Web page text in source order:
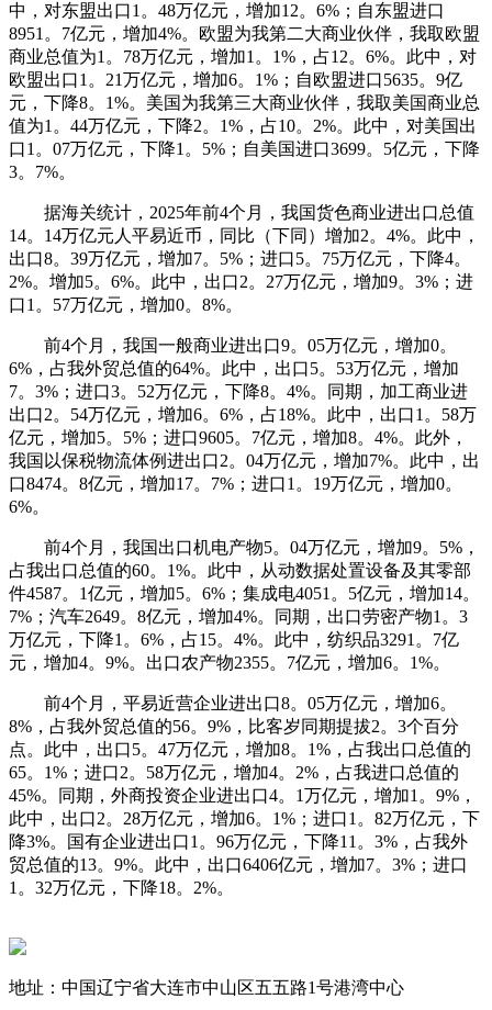
中，对东盟出口1。48万亿元，增加12。6%；自东盟进口
8951。7亿元，增加4%。欧盟为我第二大商业伙伴，我取欧盟
商业总值为1。78万亿元，增加1。1%，占12。6%。此中，对
欧盟出口1。21万亿元，增加6。1%；自欧盟进口5635。9亿
元，下降8。1%。美国为我第三大商业伙伴，我取美国商业总
值为1。44万亿元，下降2。1%，占10。2%。此中，对美国出
口1。07万亿元，下降1。5%；自美国进口3699。5亿元，下降
3。7%。
据海关统计，2025年前4个月，我国货色商业进出口总值
14。14万亿元人平易近币，同比（下同）增加2。4%。此中，
出口8。39万亿元，增加7。5%；进口5。75万亿元，下降4。
2%。增加5。6%。此中，出口2。27万亿元，增加9。3%；进
口1。57万亿元，增加0。8%。
前4个月，我国一般商业进出口9。05万亿元，增加0。
6%，占我外贸总值的64%。此中，出口5。53万亿元，增加
7。3%；进口3。52万亿元，下降8。4%。同期，加工商业进
出口2。54万亿元，增加6。6%，占18%。此中，出口1。58万
亿元，增加5。5%；进口9605。7亿元，增加8。4%。此外，
我国以保税物流体例进出口2。04万亿元，增加7%。此中，出
口8474。8亿元，增加17。7%；进口1。19万亿元，增加0。
6%。
前4个月，我国出口机电产物5。04万亿元，增加9。5%，
占我出口总值的60。1%。此中，从动数据处置设备及其零部
件4587。1亿元，增加5。6%；集成电4051。5亿元，增加14。
7%；汽车2649。8亿元，增加4%。同期，出口劳密产物1。3
万亿元，下降1。6%，占15。4%。此中，纺织品3291。7亿
元，增加4。9%。出口农产物2355。7亿元，增加6。1%。
前4个月，平易近营企业进出口8。05万亿元，增加6。
8%，占我外贸总值的56。9%，比客岁同期提拔2。3个百分
点。此中，出口5。47万亿元，增加8。1%，占我出口总值的
65。1%；进口2。58万亿元，增加4。2%，占我进口总值的
45%。同期，外商投资企业进出口4。1万亿元，增加1。9%，
此中，出口2。28万亿元，增加6。1%；进口1。82万亿元，下
降3%。国有企业进出口1。96万亿元，下降11。3%，占我外
贸总值的13。9%。此中，出口6406亿元，增加7。3%；进口
1。32万亿元，下降18。2%。
地址：中国辽宁省大连市中山区五五路1号港湾中心